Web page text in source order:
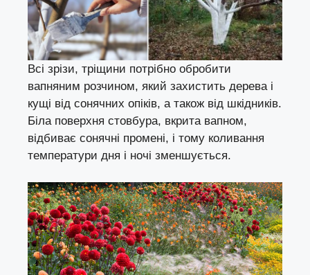
Всі зрізи, тріщини потрібно обробити
вапняним розчином, який захистить дерева і
кущі від сонячних опіків, а також від шкідників.
Біла поверхня стовбура, вкрита вапном,
відбиває сонячні промені, і тому коливання
температури дня і ночі зменшується.